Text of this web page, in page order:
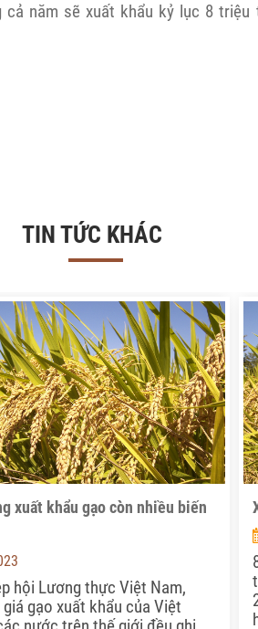
cả năm sẽ xuất khẩu kỷ lục 8
TIN TỨC KHÁC
xuất khẩu gạo còn nhiều biến
hội Lương thực Việt Nam,
gạo xuất khẩu của Việt